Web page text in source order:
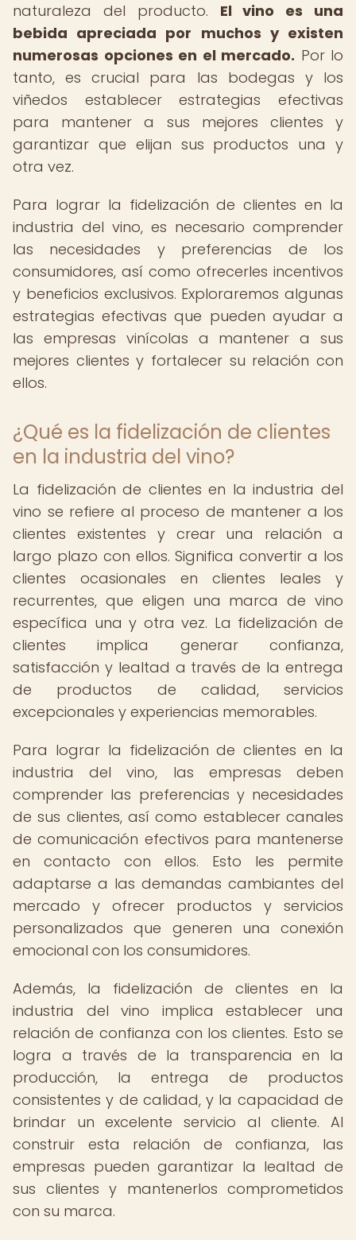
naturaleza del producto. El vino es una
bebida apreciada por muchos y existen
numerosas opciones en el mercado. Por lo
tanto, es crucial para las bodegas y los
viñedos establecer estrategias efectivas
para mantener a sus mejores clientes y
garantizar que elijan sus productos una y
otra vez.
Para lograr la fidelización de clientes en la
industria del vino, es necesario comprender
las necesidades y preferencias de los
consumidores, así como ofrecerles incentivos
y beneficios exclusivos. Exploraremos algunas
estrategias efectivas que pueden ayudar a
las empresas vinícolas a mantener a sus
mejores clientes y fortalecer su relación con
ellos.
¿Qué es la fidelización de clientes
en la industria del vino?
La fidelización de clientes en la industria del
vino se refiere al proceso de mantener a los
clientes existentes y crear una relación a
largo plazo con ellos. Significa convertir a los
clientes ocasionales en clientes leales y
recurrentes, que eligen una marca de vino
específica una y otra vez. La fidelización de
clientes implica generar confianza,
satisfacción y lealtad a través de la entrega
de productos de calidad, servicios
excepcionales y experiencias memorables.
Para lograr la fidelización de clientes en la
industria del vino, las empresas deben
comprender las preferencias y necesidades
de sus clientes, así como establecer canales
de comunicación efectivos para mantenerse
en contacto con ellos. Esto les permite
adaptarse a las demandas cambiantes del
mercado y ofrecer productos y servicios
personalizados que generen una conexión
emocional con los consumidores.
Además, la fidelización de clientes en la
industria del vino implica establecer una
relación de confianza con los clientes. Esto se
logra a través de la transparencia en la
producción, la entrega de productos
consistentes y de calidad, y la capacidad de
brindar un excelente servicio al cliente. Al
construir esta relación de confianza, las
empresas pueden garantizar la lealtad de
sus clientes y mantenerlos comprometidos
con su marca.